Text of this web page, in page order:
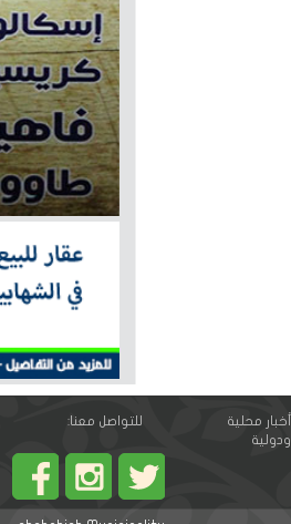
أخبار محلية
ودولية
للتواصل معنا: